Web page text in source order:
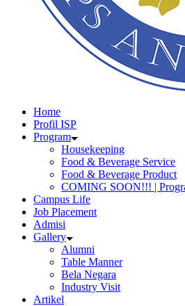
Home
Profil ISP
Program
Housekeeping
Food & Beverage Service
Food & Beverage Product
COMING SOON!!! |
Campus Life
Job Placement
Admisi
Gallery
Alumni
Table Manner
Bela Negara
Industry Visit
Artikel